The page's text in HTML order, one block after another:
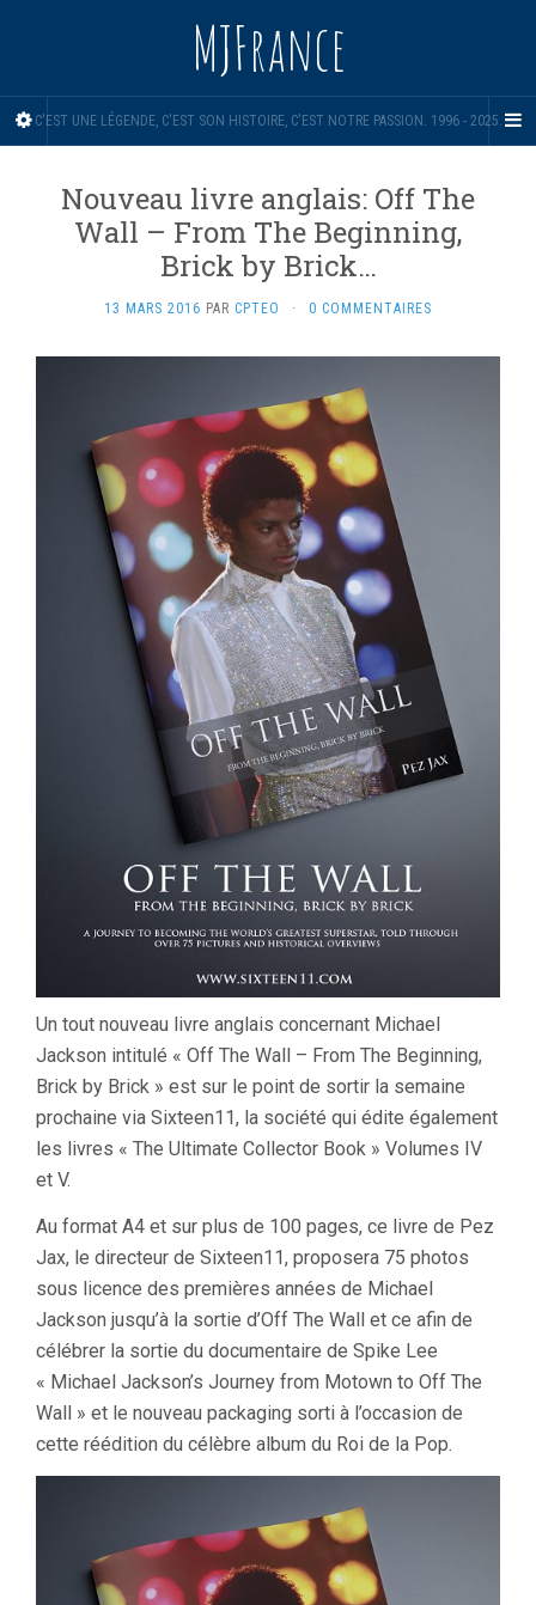
MJFrance
C'EST UNE LÉGENDE, C'EST SON HISTOIRE, C'EST NOTRE PASSION. 1996 - 2025.
Nouveau livre anglais: Off The
Wall – From The Beginning,
Brick by Brick…
13 MARS 2016 PAR CPTEO · 0 COMMENTAIRES
Un tout nouveau livre anglais concernant Michael
Jackson intitulé « Off The Wall – From The Beginning,
Brick by Brick » est sur le point de sortir la semaine
prochaine via Sixteen11, la société qui édite également
les livres « The Ultimate Collector Book » Volumes IV
et V.
Au format A4 et sur plus de 100 pages, ce livre de Pez
Jax, le directeur de Sixteen11, proposera 75 photos
sous licence des premières années de Michael
Jackson jusqu’à la sortie d’Off The Wall et ce afin de
célébrer la sortie du documentaire de Spike Lee
« Michael Jackson’s Journey from Motown to Off The
Wall » et le nouveau packaging sorti à l’occasion de
cette réédition du célèbre album du Roi de la Pop.